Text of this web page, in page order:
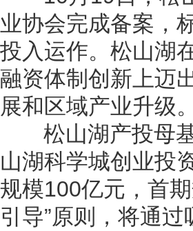
业协会完成备案，
投入运作。松山湖
融资体制创新上迈
展和区域产业升级。
松山湖产投母基
山湖科学城创业投
规模100亿元，首
引导”原则，将通